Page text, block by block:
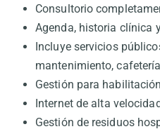
Consultorio
Agenda, historia clínica
Incluye servicios
mantenimiento,
Gestión para
Internet de alta
Gestión de residuos